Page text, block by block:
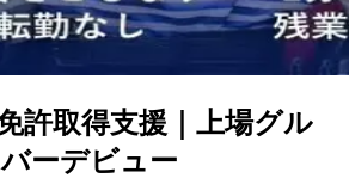
許取得支援｜上場グル
ーデビュー